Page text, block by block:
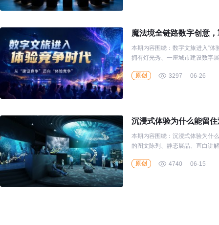
魔法境全链路数字创意
本期内容围绕：数字文旅进入“体
拥有灯光秀、一座城市建设数字
原创
3297 06-26
沉浸式体验为什么能留
本期内容围绕：沉浸式体验为什
的图文陈列、静态展品、直白讲
原创
4740 06-15